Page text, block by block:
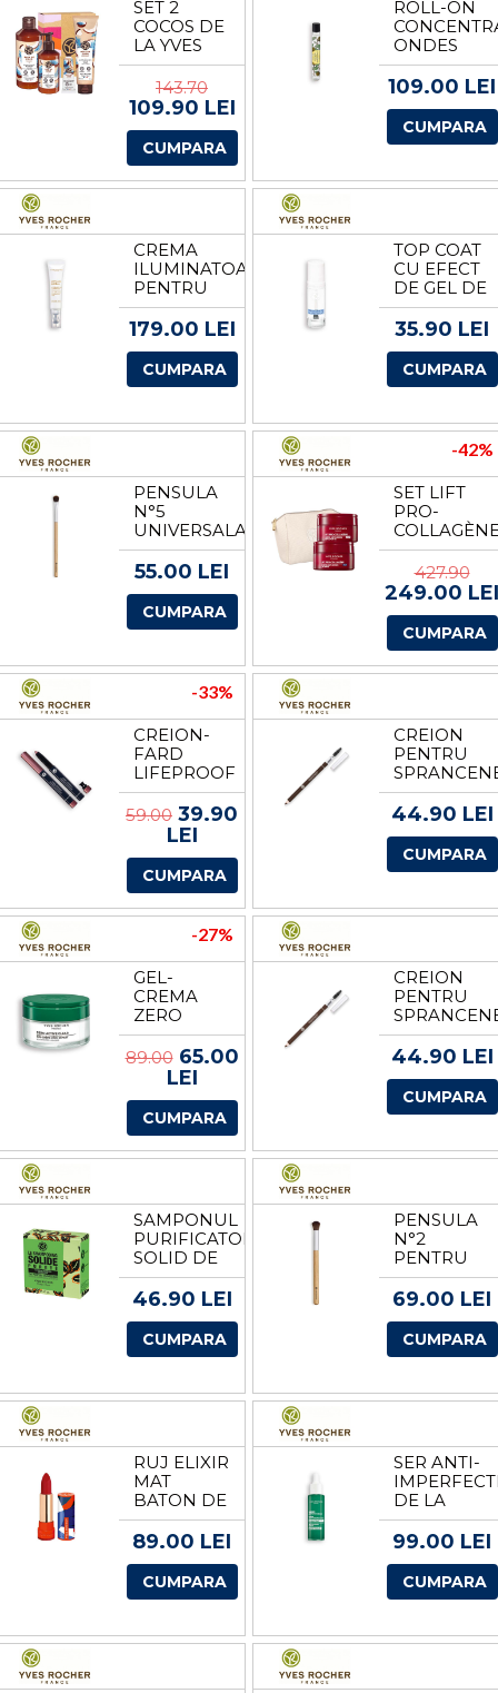
SET 2
COCOS DE
LA YVES
ROCHER
143.70
109.90 LEI
CUMPARA
ROLL-ON
ONDES
POSITIVES
DE LA
ROCHER
109.00 LEI
CUMPARA
CREMA
ILUMINATOARE
PENTRU
OCHI DE
LA YVES
179.00 LEI
CUMPARA
TOP COAT
CU EFECT
DE GEL DE
LA YVES
ROCHER
35.90 LEI
CUMPARA
PENSULA
N°5
UNIVERSALA
PENTRU
FARD DE
DE LA
YVES
55.00 LEI
CUMPARA
-42%
SET LIFT
PRO-
DE LA
YVES
ROCHER
427.90
249.00 LEI
CUMPARA
-33%
CREION-
FARD
LIFEPROOF
CREION
DE LA
YVES
ROCHER
59.00 39.90
LEI
CUMPARA
CREION
PENTRU
CREION
DE LA
ROCHER
44.90 LEI
CUMPARA
-27%
GEL-
CREMA
ZERO
DEFECTE
DE LA
YVES
ROCHER
89.0065.00
LEI
CUMPARA
CREION
PENTRU
DE LA
YVES
44.90 LEI
CUMPARA
SAMPONUL
PURIFICATOR
SOLID DE
LA YVES
ROCHER
46.90 LEI
CUMPARA
PENSULA
N°2
PENTRU
&
1 PENSULA
DE LA
ROCHER
69.00 LEI
CUMPARA
RUJ ELIXIR
MAT
BATON DE
LA YVES
ROCHER
89.00 LEI
CUMPARA
SER ANTI-
DE LA
YVES
ROCHER
99.00 LEI
CUMPARA